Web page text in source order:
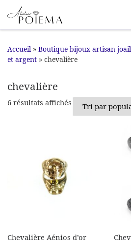
Passer au contenu
Accueil » Boutique bijoux artisan
et argent » chevalière
chevalière
6 résultats affichés Trié par
Chevalière Aénios d’or